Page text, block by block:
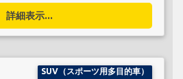
詳細表示...
SUV（スポーツ用多目的車）